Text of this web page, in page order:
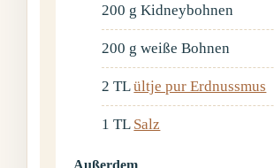
200 g Kidneybohnen
200 g weiße Bohnen
2TL ültje pur Erdnussmus
1TL Salz